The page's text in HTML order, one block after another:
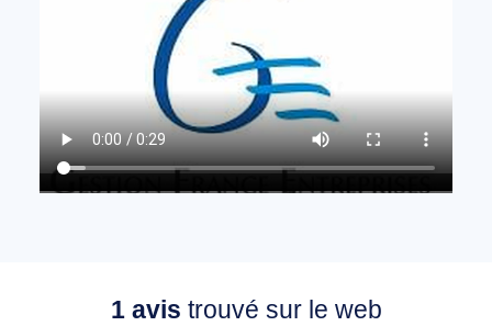
1 avis trouvé sur le web